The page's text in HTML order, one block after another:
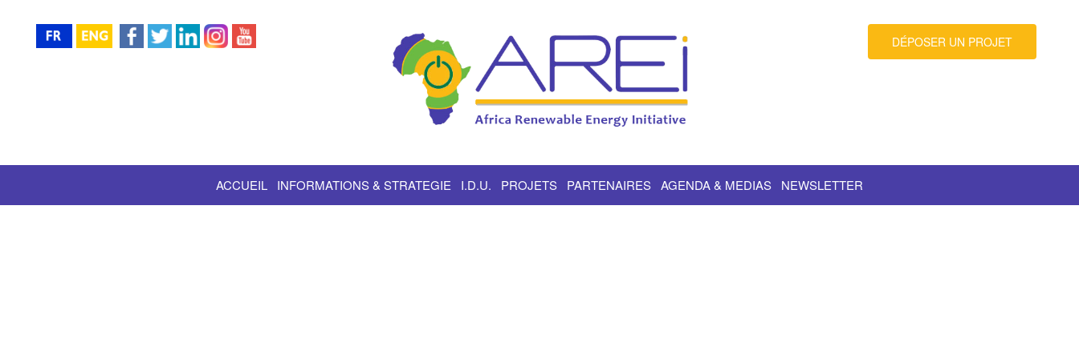
DÉPOSER UN PROJET
ACCUEIL INFORMATIONS & STRATEGIE I.D.U. PROJETS PARTENAIRES AGENDA & MEDIAS NEWSLETTER